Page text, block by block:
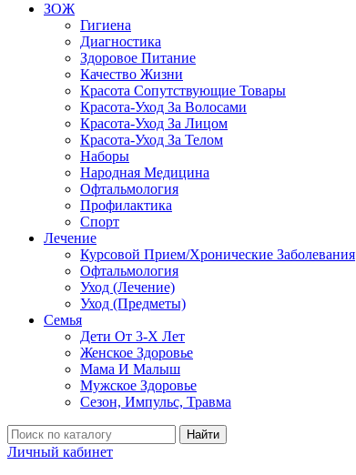
ЗОЖ
Гигиена
Диагностика
Здоровое Питание
Качество Жизни
Красота Сопутствующие Товары
Красота-Уход За Волосами
Красота-Уход За Лицом
Красота-Уход За Телом
Наборы
Народная Медицина
Офтальмология
Профилактика
Спорт
Лечение
Курсовой Прием/Хронические Заболевания
Офтальмология
Уход (Лечение)
Уход (Предметы)
Семья
Дети От 3-Х Лет
Женское Здоровье
Мама И Малыш
Мужское Здоровье
Сезон, Импульс, Травма
Найти
Личный кабинет